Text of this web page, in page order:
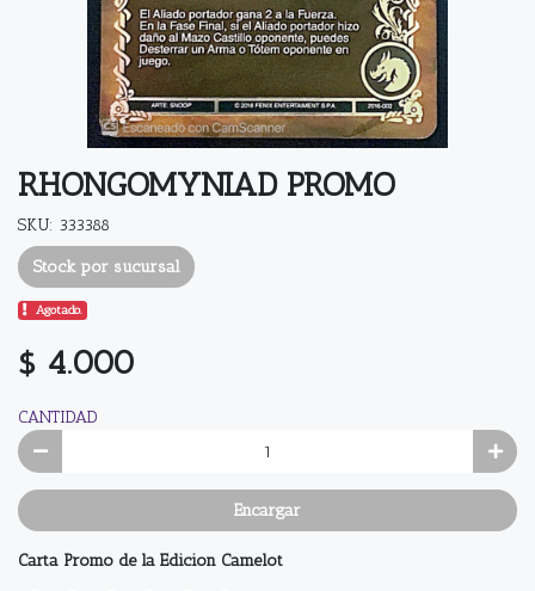
RHONGOMYNIAD PROMO
SKU: 333388
Stock por sucursal
Agotado.
$ 4.000
CANTIDAD
Encargar
Carta Promo de la Edicion Camelot